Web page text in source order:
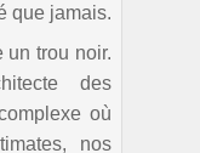
que jamais.
un trou noir.
des
où
nos